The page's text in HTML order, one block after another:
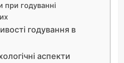
при годуванні
годування в
аспекти